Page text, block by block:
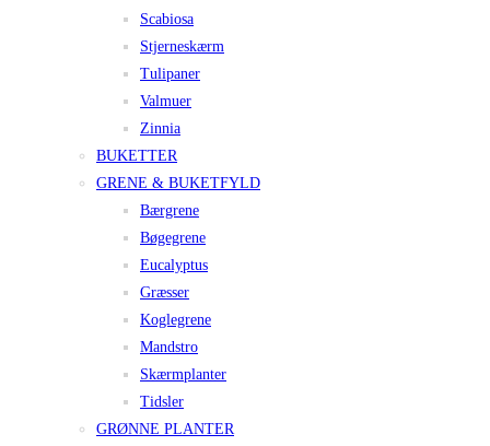
Scabiosa
Stjerneskærm
Tulipaner
Valmuer
Zinnia
BUKETTER
GRENE & BUKETFYLD
Bærgrene
Bøgegrene
Eucalyptus
Græsser
Koglegrene
Mandstro
Skærmplanter
Tidsler
GRØNNE PLANTER